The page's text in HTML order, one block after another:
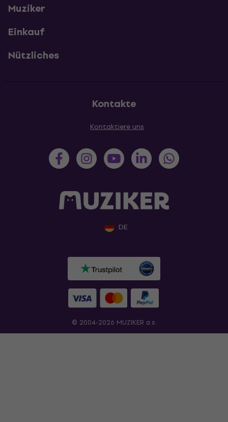
Muziker
Einkauf
Nützliches
Kontakte
Kontaktiere uns
DE
© 2004-2026 MUZIKER a.s.